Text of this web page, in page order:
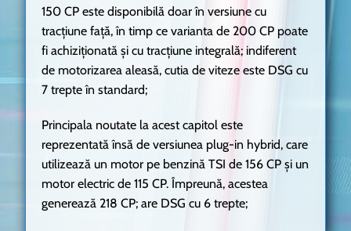
150 CP este disponibilă doar în versiune cu
tracțiune față, în timp ce varianta de 200 CP poate
fi achiziționată și cu tracțiune integrală; indiferent
de motorizarea aleasă, cutia de viteze este DSG cu
7 trepte în standard;
Principala noutate la acest capitol este
reprezentată însă de versiunea plug-in hybrid, care
utilizează un motor pe benzină TSI de 156 CP și un
motor electric de 115 CP. Împreună, acestea
generează 218 CP; are DSG cu 6 trepte;